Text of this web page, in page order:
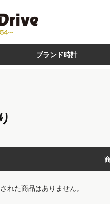
ブランド時計
れた商品はありません。